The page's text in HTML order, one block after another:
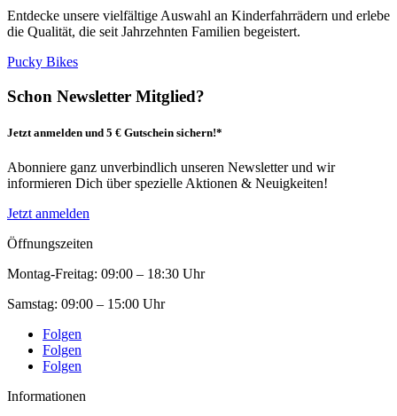
Entdecke unsere vielfältige Auswahl an Kinderfahrrädern und erlebe
die Qualität, die seit Jahrzehnten Familien begeistert.
Pucky Bikes
Schon Newsletter Mitglied?
Jetzt anmelden und 5 € Gutschein sichern!*
Abonniere ganz unverbindlich unseren Newsletter und wir
informieren Dich über spezielle Aktionen & Neuigkeiten!
Jetzt anmelden
Öffnungszeiten
Montag-Freitag: 09:00 – 18:30 Uhr
Samstag: 09:00 – 15:00 Uhr
Folgen
Folgen
Folgen
Informationen